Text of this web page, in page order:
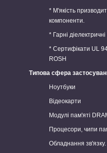
* М'якість
компоненти.
* Гарні діелектричні
* Сертифікати UL
ROSH
Типова сфера
Ноутбуки
Відеокарти
Модулі пам'яті
Процесори, чипи
Обладнання зв'язку.